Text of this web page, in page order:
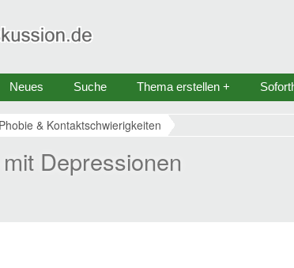
Neues Suche Thema erstellen +
& Kontaktschwierigkeiten
Depressionen